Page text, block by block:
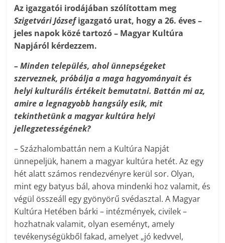
Az igazgatói irodájában szólítottam meg
Szigetvári Józsefigazgató urat, hogy a 26. éves –
jeles napok közé tartozó – Magyar Kultúra
Napjáról kérdezzem.
– Minden település, ahol ünnepségeket
szerveznek, próbálja a maga hagyományait és
helyi kulturális értékeit bemutatni. Battán mi az,
amire a legnagyobb hangsúly esik, mit
tekinthetünk a magyar kultúra helyi
jellegzetességének?
– Százhalombattán nem a Kultúra Napját
ünnepeljük, hanem a magyar kultúra hetét. Az egy
hét alatt számos rendezvényre kerül sor. Olyan,
mint egy batyus bál, ahova mindenki hoz valamit, és
végül összeáll egy gyönyörű svédasztal. A Magyar
Kultúra Hetében bárki – intézmények, civilek –
hozhatnak valamit, olyan eseményt, amely
tevékenységükből fakad, amelyet „jó kedvvel,